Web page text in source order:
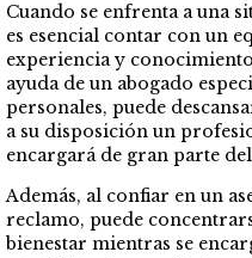
Cuando se enfrenta a una
es esencial contar con un
experiencia y
ayuda de un abogado
personales, puede
a su disposición un
encargará de gran parte
Además, al confiar en un
reclamo, puede
bienestar mientras se